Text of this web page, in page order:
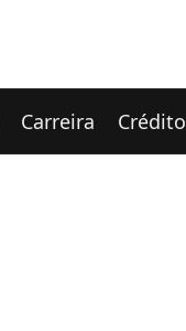
Carreira Crédito